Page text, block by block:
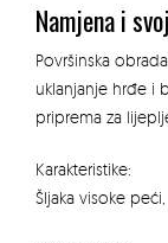
Namjena i
Površinska
uklanjanje hrđe i
priprema za
Karakteristike:
Šljaka visoke